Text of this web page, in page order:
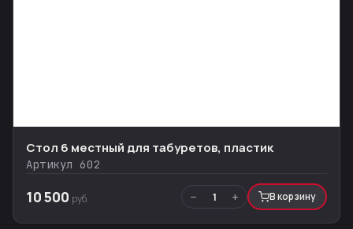
Стол 6 местный для табуретов, пластик
Артикул 602
10 500 руб. − 1 + В корзину